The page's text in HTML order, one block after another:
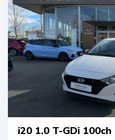
i20 1.0 T-GDi